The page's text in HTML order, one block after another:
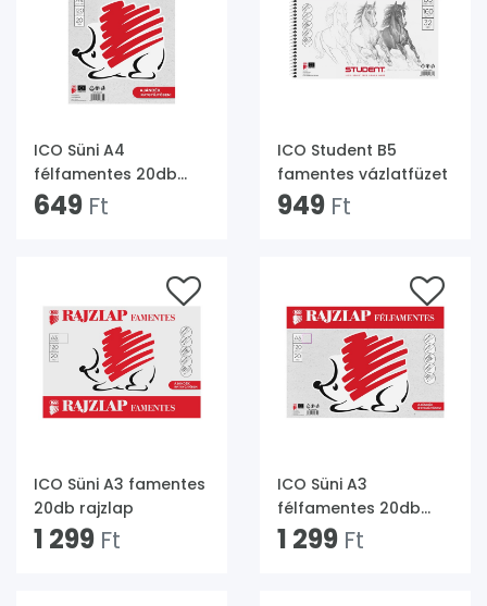
ICO Süni A4
félfamentes 20db
rajzlap
649 Ft
ICO Student B5
famentes vázlatfüzet
949 Ft
ICO Süni A3 famentes
20db rajzlap
1 299 Ft
ICO Süni A3
félfamentes 20db
rajzlap
1 299 Ft